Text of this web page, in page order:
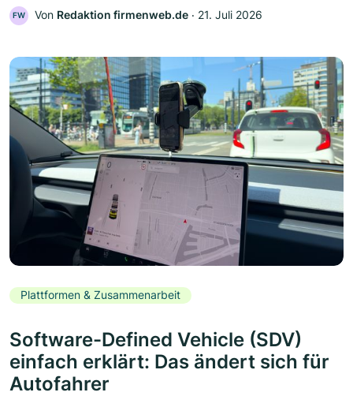
FW Von Redaktion firmenweb.de ‧ 21. Juli 2026
Plattformen & Zusammenarbeit
Software-Defined Vehicle (SDV)
einfach erklärt: Das ändert sich für
Autofahrer